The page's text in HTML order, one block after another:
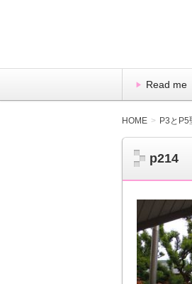
Read me
HOME P3とP5
p214